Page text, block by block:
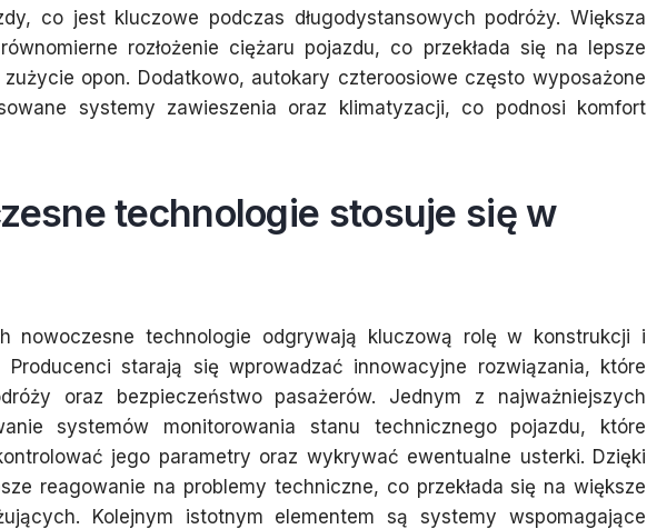
co jest kluczowe podczas długodystansowych podróży. Większa
rozłożenie ciężaru pojazdu, co przekłada się na lepsze
opon. Dodatkowo, autokary czteroosiowe często wyposażone
systemy zawieszenia oraz klimatyzacji, co podnosi komfort
technologie stosuje się w
nowoczesne technologie odgrywają kluczową rolę w konstrukcji i
Producenci starają się wprowadzać innowacyjne rozwiązania, które
oraz bezpieczeństwo pasażerów. Jednym z najważniejszych
systemów monitorowania stanu technicznego pojazdu, które
jego parametry oraz wykrywać ewentualne usterki. Dzięki
reagowanie na problemy techniczne, co przekłada się na większe
Kolejnym istotnym elementem są systemy wspomagające